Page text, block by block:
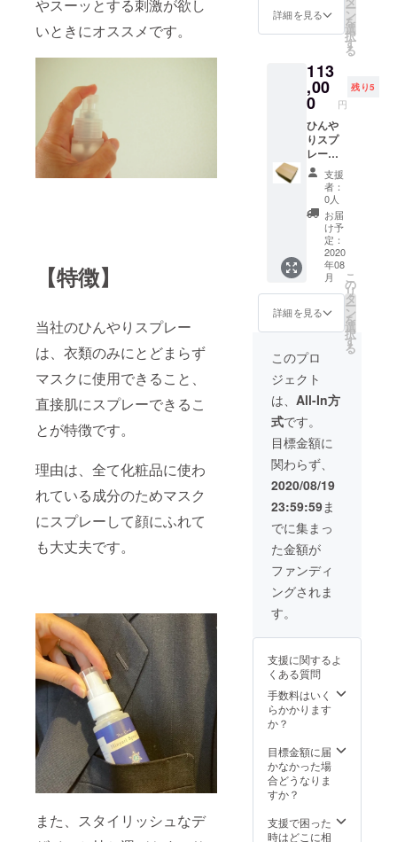
やスーッとする刺激が欲し
いときにオススメです。
【特徴】
当社のひんやりスプレー
は、衣類のみにとどまらず
マスクに使用できること、
直接肌にスプレーできるこ
とが特徴です。
理由は、全て化粧品に使わ
れている成分のためマスク
にスプレーして顔にふれて
も大丈夫です。
また、スタイリッシュなデ
合など
れる場
合があ
りま
す。
本） ※
デザイ
ン・仕
更にな
る可能
性もご
ざいま
す。ご
了承く
ださ
い。 ※
ご注文
状況、
使用部
材の供
給状
況、製
造工程
上の都
合など
により
出荷時
期が遅
れる場
合があ
りま
す。
詳細を見る ー
ン
を
選
択
す
る
113
,00
0 円
残り5
ひんや
りスプ
レー
60ml
70本(1
ケース)
【CAM
PFIRE
特別価
格】
113,000
円
【限定5
名】
（一般
販売価
格
168,000
円／1
ケー
ス）
※デザイ
ン・仕
様は変
更にな
る可能
性もご
ざいま
す。ご
了承く
ださ
い。 ※
ご注文
状況、
給状
造工程
上の都
合等に
より出
荷時期
る場合
があり
ます。
支援
者：
0人
お届
け予
定：
2020
年08
月
詳細を見る
こ
の
リ
タ
ー
ン
を
選
択
す
る
このプロ
ジェクト
は、 All-In方
式です。
目標金額に
関わらず、
2020/08/19
23:59:59ま
でに集まっ
た金額が
ファンディ
ングされま
す。
支援に関するよ
くある質問
手数料はいく
らかかります
か？
目標金額に届
かなかった場
合どうなりま
すか？
支援で困った
時はどこに相